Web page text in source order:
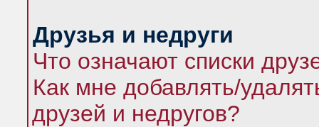
Друзья и недруги
Что означают списки
Как мне добавлять/
друзей и недругов?